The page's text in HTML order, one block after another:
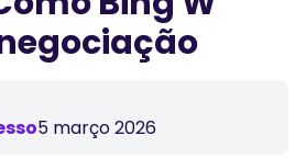
TR
VI
5 março 2026